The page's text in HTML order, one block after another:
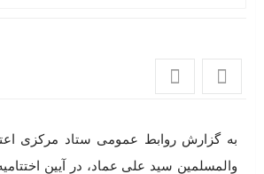
روایت آیت‌الله موسوی اصفهانی از نقش
شهید آیت‌الله سید علی خامنه‌ای(مدظله
اعتکاف
امام شهید آیت‌الله خامنه‌ای با احیای
جامعه گسترش داد
به گزارش روابط عمومی ستاد مرکزی
والمسلمین سید علی عماد، در آیین